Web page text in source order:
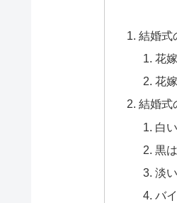
結婚式
花
花
結婚式
白
黒
淡
バ